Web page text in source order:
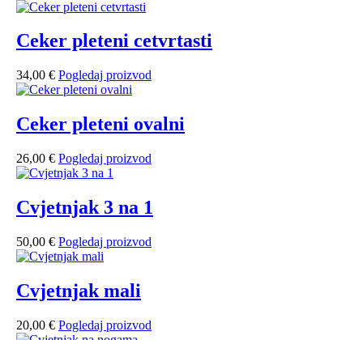
Ceker pleteni cetvrtasti
34,00 € Pogledaj proizvod
Ceker pleteni ovalni
26,00 € Pogledaj proizvod
Cvjetnjak 3 na 1
50,00 € Pogledaj proizvod
Cvjetnjak mali
20,00 € Pogledaj proizvod